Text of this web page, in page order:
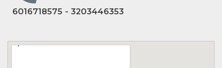
6016718575 - 3203446353